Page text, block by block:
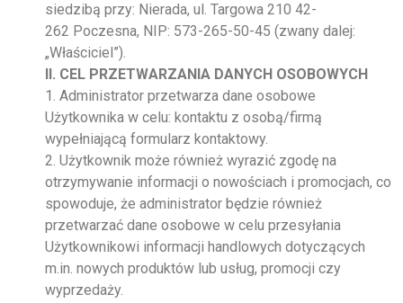
siedzibą przy: Nierada, ul. Targowa 210 42-
262 Poczesna, NIP: 573-265-50-45 (zwany dalej:
„Właściciel”).
II. CEL PRZETWARZANIA DANYCH OSOBOWYCH
1. Administrator przetwarza dane osobowe
Użytkownika w celu: kontaktu z osobą/firmą
wypełniającą formularz kontaktowy.
2. Użytkownik może również wyrazić zgodę na
otrzymywanie informacji o nowościach i promocjach, co
spowoduje, że administrator będzie również
przetwarzać dane osobowe w celu przesyłania
Użytkownikowi informacji handlowych dotyczących
m.in. nowych produktów lub usług, promocji czy
wyprzedaży.